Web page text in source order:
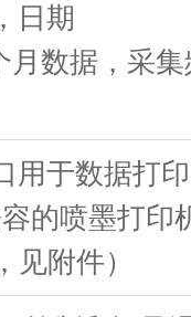
日期
月数据，采
用于数据打
的喷墨打印
见附件）